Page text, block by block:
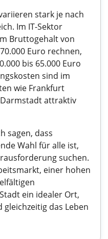
stark je nach
Im IT-Sektor
Bruttogehalt von
Euro rechnen,
bis 65.000 Euro
sind im
wie Frankfurt
attraktiv
sagen, dass
Wahl für alle ist,
suchen.
einer hohen
ein idealer Ort,
das Leben